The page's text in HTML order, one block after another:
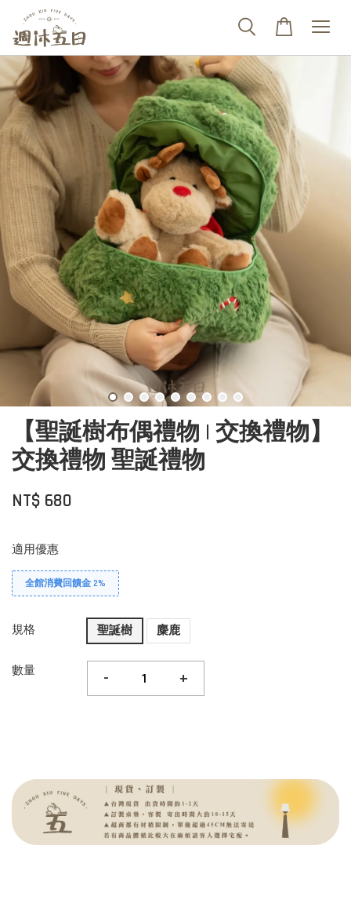
【聖誕樹布偶禮物 | 交換禮物】
交換禮物 聖誕禮物
NT$ 680
適用優惠
全館消費回饋金 2%
規格 聖誕樹 麋鹿
數量 - +